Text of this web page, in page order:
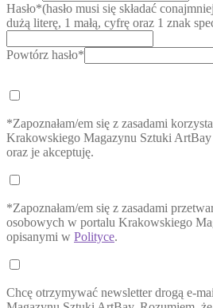
Hasło*(hasło musi się składać
dużą literę, 1 małą, cyfrę oraz 1 znak
Powtórz hasło*
*Zapoznałam/em się z zasadami
Krakowskiego Magazynu Sztuki
oraz je akceptuję.
*Zapoznałam/em się z zasadami
osobowych w portalu Krakowskiego
opisanymi w Polityce.
Chcę otrzymywać newsletter drogą e-